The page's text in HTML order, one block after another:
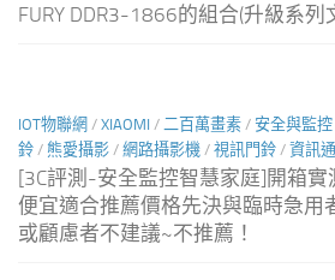
FURY DDR3-1866的組合(升級系列
IOT物聯網 / XIAOMI / 二百萬畫素 / 安全與監控
鈴 / 熊愛攝影 / 網路攝影機 / 視訊門鈴 / 資訊
[3C評測-安全監控智慧家庭]開箱
便宜適合推薦價格先決與臨時急用
或顧慮者不建議~不推薦！